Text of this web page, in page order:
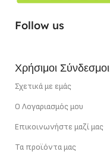
Follow us
Χρήσιμοι Σύνδεσμοι
Σχετικά με εμάς
Ο Λογαριασμός μου
Επικοινωνήστε μαζί μας
Τα προϊόντα μας